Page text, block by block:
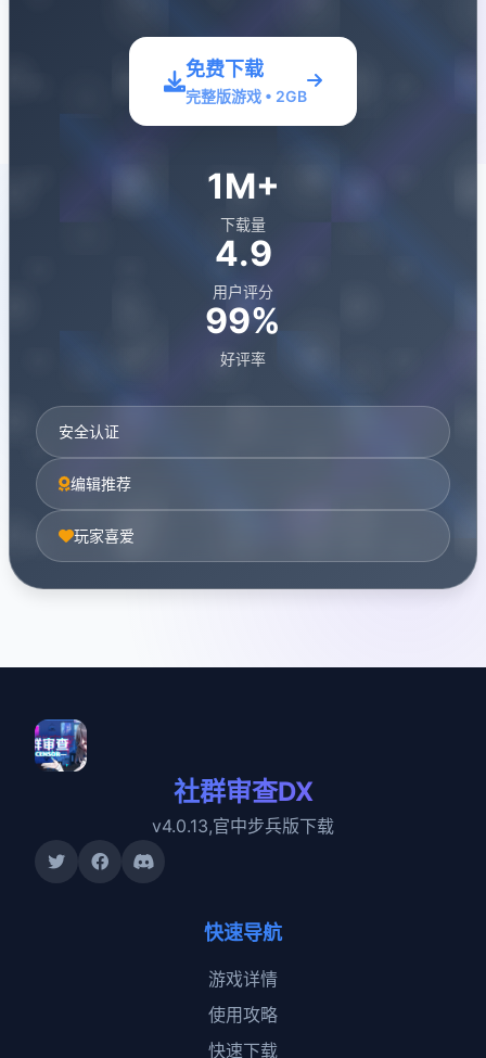
免费下载
完整版游戏 • 2GB
1M+
下载量
4.9
用户评分
99%
好评率
安全认证
编辑推荐
玩家喜爱
社群审查DX
v4.0.13,官中步兵版下载
快速导航
游戏详情
使用攻略
快速下载